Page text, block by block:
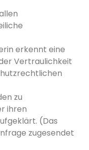
erkennt eine
Vertraulichkeit
zu
ihren
(Das
zugesendet